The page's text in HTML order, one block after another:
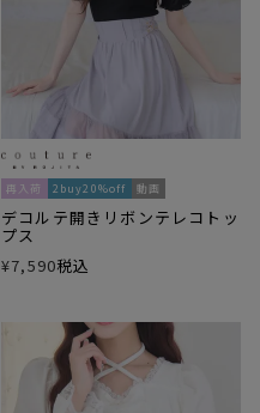
再入荷 2buy20%off 動画
デコルテ開きリボンテレコトッ
プス
¥7,590税込